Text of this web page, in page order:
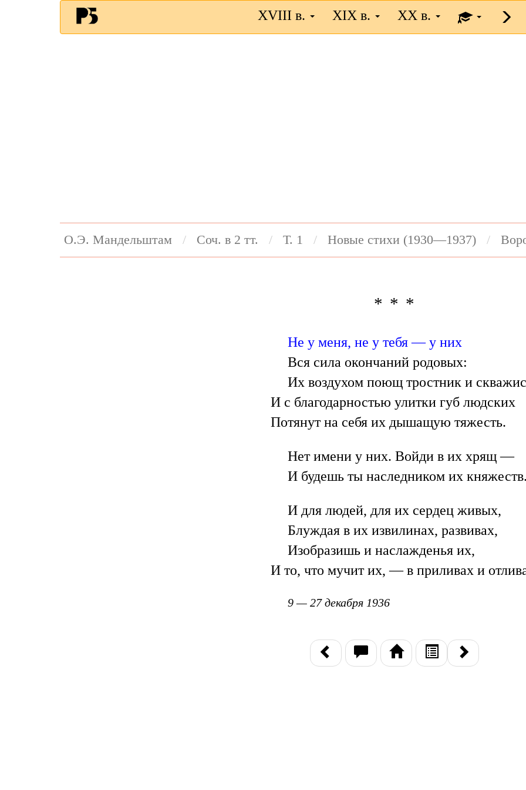
XVIII в. XIX в. XX в.
О.Э. Мандельштам Соч. в 2 тт. Т. 1 Новые стихи (1930—1937)
* * *
Не у меня, не у тебя — у них
Вся сила окончаний родовых:
Их воздухом поющ тростник и
И с благодарностью улитки губ людских
Потянут на себя их дышащую тяжесть.
Нет имени у них. Войди в их хрящ —
И будешь ты наследником их
И для людей, для их сердец живых,
Блуждая в их извилинах, развивах,
Изобразишь и наслажденья их,
И то, что мучит их, — в приливах и
9 — 27 декабря 1936